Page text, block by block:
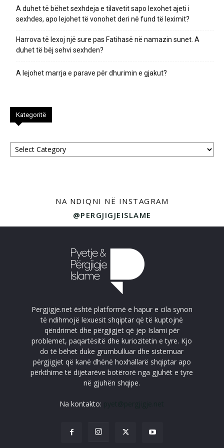
A duhet të bëhet sexhdeja e tilavetit sapo lexohet ajeti i
sexhdes, apo lejohet të vonohet deri në fund të leximit?
Harrova të lexoj një sure pas Fatihasë në namazin sunet. A
duhet të bëj sehvi sexhden?
A lejohet marrja e parave për dhurimin e gjakut?
Kategoritë
Kategoritë
NA NDIQNI NË INSTAGRAM
@PERGJIGJEISLAME
Pergjigje.net është platformë e hapur e cila synon
të ndihmojë lexuesit shqiptar që të kuptojnë
qëndrimet dhe përgjigjet që jep Islami për
problemet, paqartësitë dhe kuriozitetin e tyre. Kjo
do të bëhet duke grumbulluar dhe sistemuar
përgjigjet që kanë dhënë hoxhallarë shqiptar apo
përkthime të dijetarëve botërorë nga gjuhët e tyre
në gjuhën shqipe.
Na kontakto: